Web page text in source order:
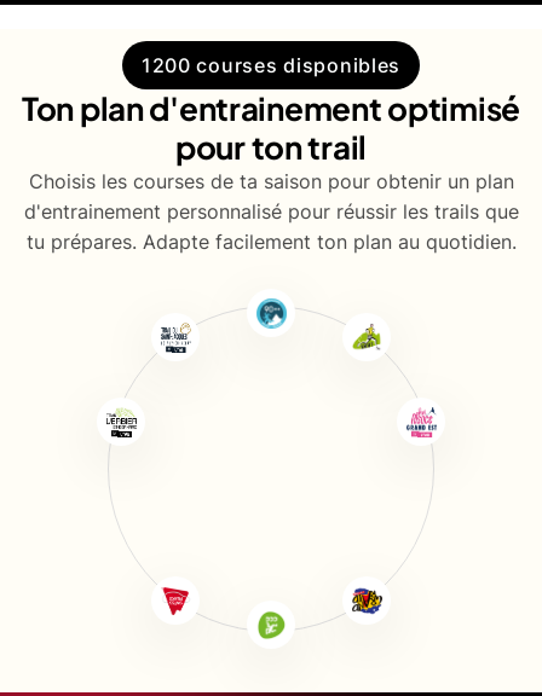
1200 courses disponibles
Ton plan d'entrainement optimisé
pour ton trail
Choisis les courses de ta saison pour obtenir un plan
d'entrainement personnalisé pour réussir les trails que
tu prépares. Adapte facilement ton plan au quotidien.